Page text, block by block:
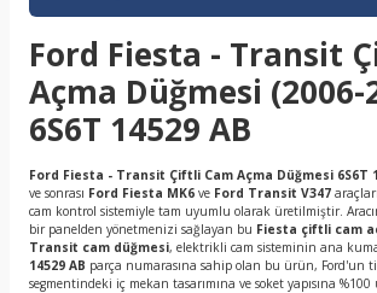
Ford Fiesta - Transit
Açma Düğmesi (2006-
6S6T 14529 AB
Ford Fiesta - Transit Çiftli Cam Açma Düğmesi 6S6T
ve sonrası Ford Fiesta MK6 ve Ford Transit V347
cam kontrol sistemiyle tam uyumlu olarak üretilmiştir.
bir panelden yönetmenizi sağlayan bu Fiesta çiftli cam
Transit cam düğmesi, elektrikli cam sisteminin ana
14529 AB parça numarasına sahip olan bu ürün, Ford'un
segmentindeki iç mekan tasarımına ve soket yapısına